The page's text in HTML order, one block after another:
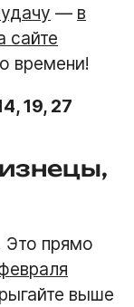
— в
сайте
времени!
19, 27
прямо
выше